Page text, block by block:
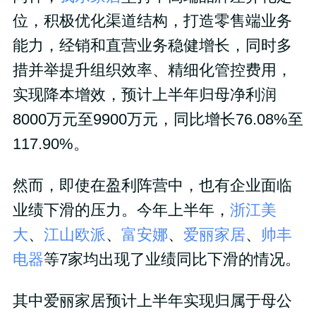
位，积极优化渠道结构，打造零售端业务
能力，经销和直营业务稳健增长，同时多
措并举提升组织效率、精细化管控费用，
实现降本增效，预计上半年归母净利润
8000万元至9900万元，同比增长76.08%至
117.90%。
然而，即使在盈利阵营中，也有企业面临
业绩下滑的压力。今年上半年， 浙江美
大、 江山欧派、 富安娜、 爱丽家居、 帅丰
电器等7家均出现了业绩同比下滑的情况。
其中爱丽家居预计上半年实现归属于母公